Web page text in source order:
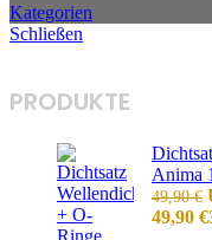
Kategorien
Schließen
PRODUKTE
Anima
49,90€
49,90 €